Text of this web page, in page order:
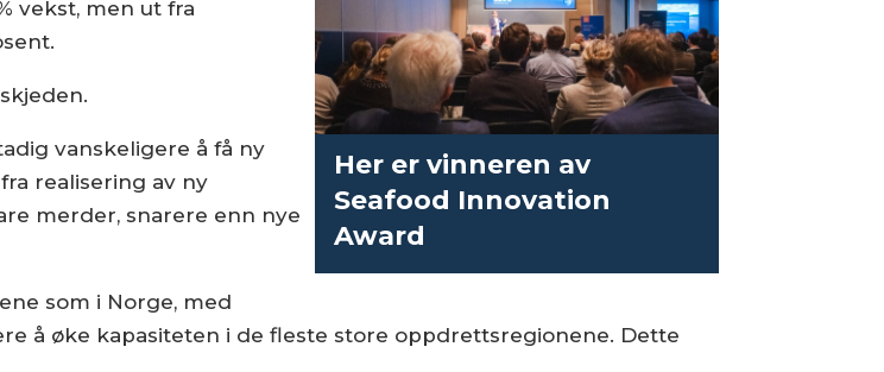
Her er vinneren av
Seafood Innovation
Award
vekst, men ut fra
vanskeligere å få ny
realisering av ny
merder, snarere enn nye
som i Norge, med
å øke kapasiteten i de fleste store oppdrettsregionene. Dette